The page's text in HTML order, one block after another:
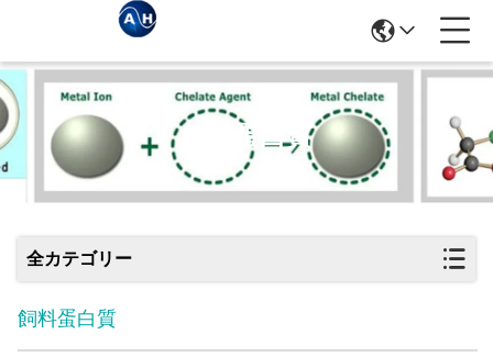
飼料蛋白質
全カテゴリー
飼料蛋白質